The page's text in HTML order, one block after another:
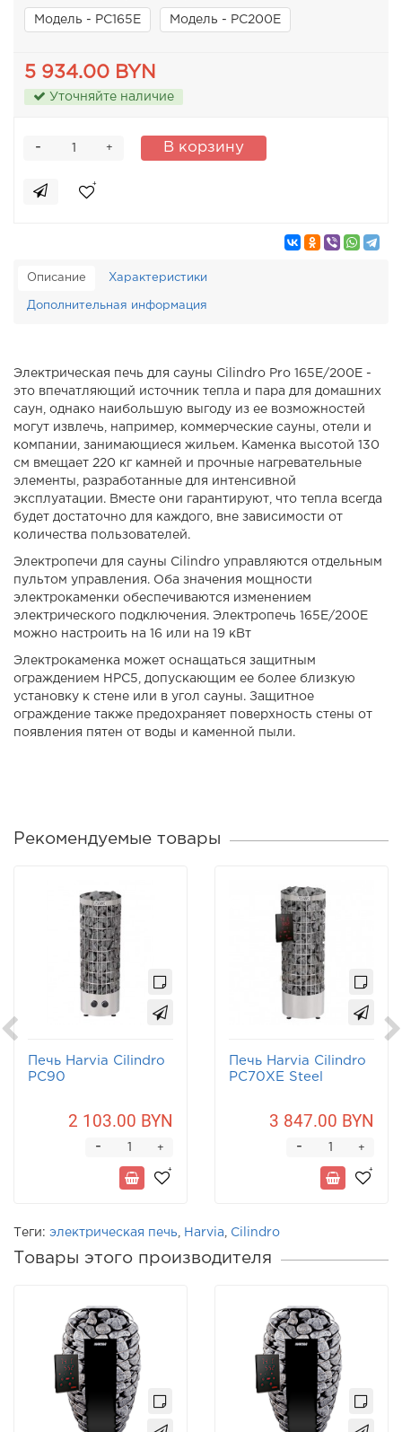
Модель - PC165E Модель - PC200E
5 934.00 BYN
Уточняйте наличие
+
- В корзину
Описание Характеристики
Дополнительная информация
Электрическая печь для сауны Cilindro Pro 165E/200E -
это впечатляющий источник тепла и пара для домашних
саун, однако наибольшую выгоду из ее возможностей
могут извлечь, например, коммерческие сауны, отели и
компании, занимающиеся жильем. Каменка высотой 130
см вмещает 220 кг камней и прочные нагревательные
элементы, разработанные для интенсивной
эксплуатации. Вместе они гарантируют, что тепла всегда
будет достаточно для каждого, вне зависимости от
количества пользователей.
Электропечи для сауны Cilindro управляются отдельным
пультом управления. Оба значения мощности
электрокаменки обеспечиваются изменением
электрического подключения. Электропечь 165E/200E
можно настроить на 16 или на 19 кВт
Электрокаменка может оснащаться защитным
ограждением HPC5, допускающим ее более близкую
установку к стене или в угол сауны. Защитное
ограждение также предохраняет поверхность стены от
появления пятен от воды и каменной пыли.
Рекомендуемые товары
Печь Harvia Cilindro
PC90
2 103.00 BYN
+
-
Печь Harvia Cilindro
PC70XE Steel
3 847.00 BYN
+
-
Теги: электрическая печь Harvia Cilindro
Товары этого производителя